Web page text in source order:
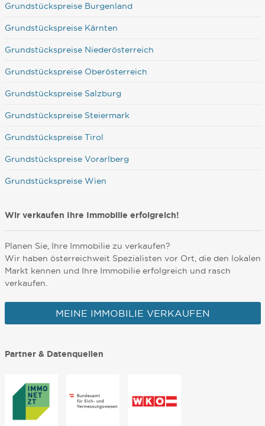
Grundstückspreise Burgenland
Grundstückspreise Kärnten
Grundstückspreise Niederösterreich
Grundstückspreise Oberösterreich
Grundstückspreise Salzburg
Grundstückspreise Steiermark
Grundstückspreise Tirol
Grundstückspreise Vorarlberg
Grundstückspreise Wien
Wir verkaufen Ihre Immobilie erfolgreich!
Planen Sie, Ihre Immobilie zu verkaufen?
Wir haben österreichweit Spezialisten vor Ort, die den lokalen
Markt kennen und Ihre Immobilie erfolgreich und rasch
verkaufen.
MEINE IMMOBILIE VERKAUFEN
Partner & Datenquellen